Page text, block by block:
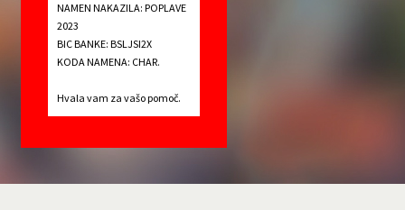
NAMEN NAKAZILA: POPLAVE
2023
BIC BANKE: BSLJSI2X
KODA NAMENA: CHAR.
Hvala vam za vašo pomoč.